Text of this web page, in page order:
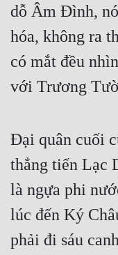
Truyện Nhập Môn
Truyện ngắn
Xa Lộ Dịch
Cạnh Kỹ
Cổ Tiên Hiệp
Cổ Đại
dỗ Âm Đình,
hóa, không ra
có mắt đều
với Trương
Đại quân cuối
thẳng tiến Lạc
là ngựa phi
lúc đến Ký
phải đi sáu